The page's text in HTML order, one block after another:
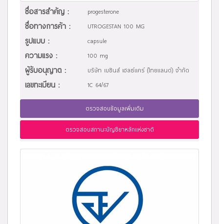
ชื่อสารสำคัญ : progesterone
ชื่อทางการค้า : UTROGESTAN 100 MG
รูปแบบ : capsule
ความแรง : 100 mg
ผู้รับอนุญาต : บริษัท เบซินส์ เฮลธ์แคร์ (ไทยแลนด์) จำกัด
เลขทะเบียน : 1C 64/67
ตรวจสอบข้อมูลเพิ่มเติม
ตรวจสอบสถานะบัญชียาหลักแห่งชาติ